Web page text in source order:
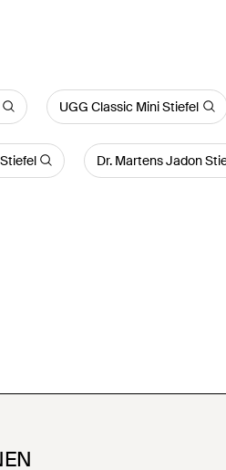
UGG Classic Mini Stiefel
Dr. Martens Jadon